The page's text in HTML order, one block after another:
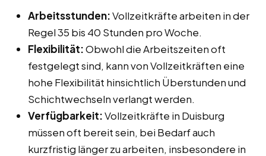
Arbeitsstunden:Vollzeitkräfte arbeiten in der
Regel 35 bis 40 Stunden pro Woche.
Flexibilität:Obwohl die Arbeitszeiten oft
festgelegt sind, kann von Vollzeitkräften eine
hohe Flexibilität hinsichtlich Überstunden und
Schichtwechseln verlangt werden.
Verfügbarkeit:Vollzeitkräfte in Duisburg
müssen oft bereit sein, bei Bedarf auch
kurzfristig länger zu arbeiten, insbesondere in